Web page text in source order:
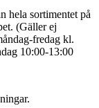
hela sortimentet på
(Gäller ej
fredag kl.
10:00-13:00